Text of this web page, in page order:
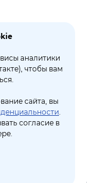
аналитики
чтобы вам
сайта, вы
.
согласие в